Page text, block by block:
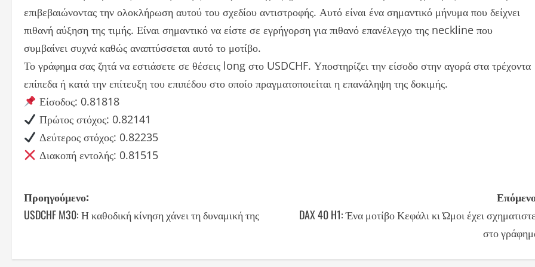
επιβεβαιώνοντας την ολοκλήρωση αυτού του σχεδίου αντιστροφής. Αυτό είναι ένα σημαντικό μήνυμα που δείχνει
πιθανή αύξηση της τιμής. Είναι σημαντικό να είστε σε εγρήγορση για πιθανό επανέλεγχο της neckline που
συμβαίνει συχνά καθώς αναπτύσσεται αυτό το μοτίβο.
Το γράφημα σας ζητά να εστιάσετε σε θέσεις long στο USDCHF. Υποστηρίζει την είσοδο στην αγορά στα τρέχοντα
επίπεδα ή κατά την επίτευξη του επιπέδου στο οποίο πραγματοποιείται η επανάληψη της δοκιμής.
Είσοδος: 0.81818
Πρώτος στόχος: 0.82141
Δεύτερος στόχος: 0.82235
Διακοπή εντολής: 0.81515
P
o
Προηγούμενο:
USDCHF M30: Η καθοδική κίνηση χάνει τη δυναμική της
DAX 40 H1: Ένα μοτίβο Κεφάλι κι Ώμοι έχει
στο